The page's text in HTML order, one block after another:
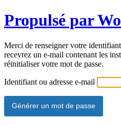
Propulsé par
Merci de renseigner votre
recevrez un e-mail contenant les
réinitialiser votre mot de passe.
Identifiant ou adresse e-mail